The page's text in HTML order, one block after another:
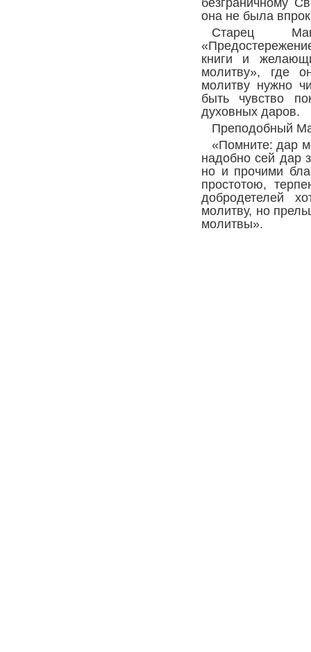
она не была
Старец
книги и
молитву», где
молитву нужно
быть чувство
духовных даров.
Преподобный
«Помните: дар
надобно сей дар
но и прочими
простотою,
добродетелей
молитву, но
молитвы».